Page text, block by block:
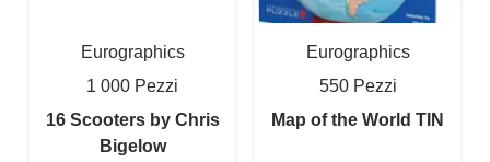
Eurographics
1 000 Pezzi
16 Scooters by Chris
Bigelow
Eurographics
550 Pezzi
Map of the World TIN